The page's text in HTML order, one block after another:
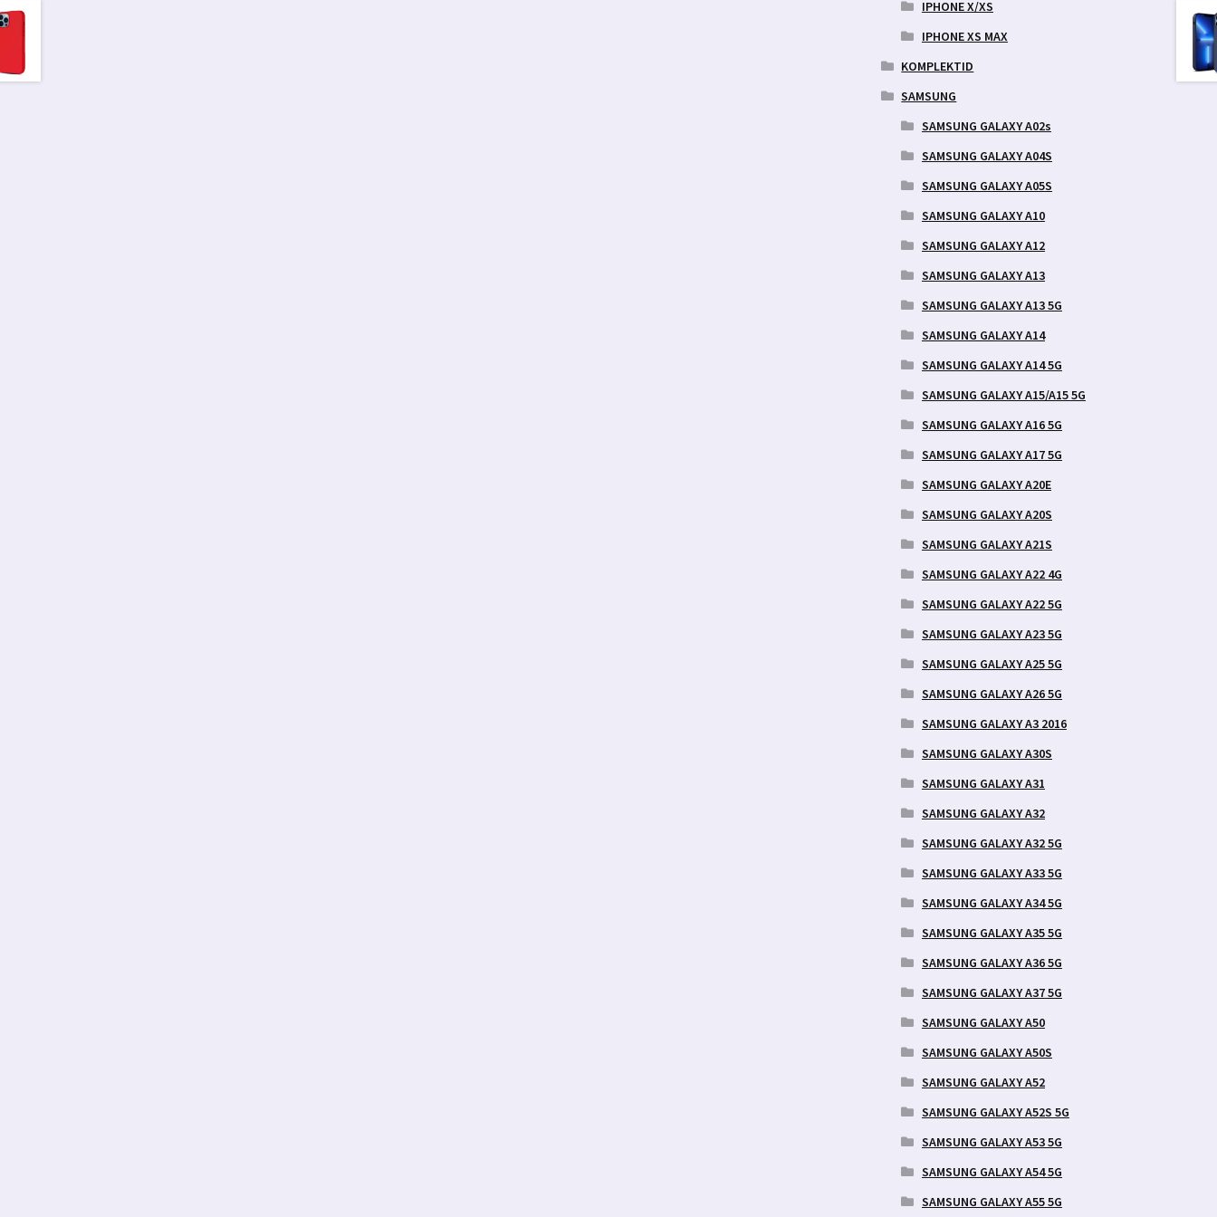
IPHONE X/XS
IPHONE XS MAX
KOMPLEKTID
SAMSUNG
SAMSUNG GALAXY A02s
SAMSUNG GALAXY A04S
SAMSUNG GALAXY A05S
SAMSUNG GALAXY A10
SAMSUNG GALAXY A12
SAMSUNG GALAXY A13
SAMSUNG GALAXY A13 5G
SAMSUNG GALAXY A14
SAMSUNG GALAXY A14 5G
SAMSUNG GALAXY A15/A15 5G
SAMSUNG GALAXY A16 5G
SAMSUNG GALAXY A17 5G
SAMSUNG GALAXY A20E
SAMSUNG GALAXY A20S
SAMSUNG GALAXY A21S
SAMSUNG GALAXY A22 4G
SAMSUNG GALAXY A22 5G
SAMSUNG GALAXY A23 5G
SAMSUNG GALAXY A25 5G
SAMSUNG GALAXY A26 5G
SAMSUNG GALAXY A3 2016
SAMSUNG GALAXY A30S
SAMSUNG GALAXY A31
SAMSUNG GALAXY A32
SAMSUNG GALAXY A32 5G
SAMSUNG GALAXY A33 5G
SAMSUNG GALAXY A34 5G
SAMSUNG GALAXY A35 5G
SAMSUNG GALAXY A36 5G
SAMSUNG GALAXY A37 5G
SAMSUNG GALAXY A50
SAMSUNG GALAXY A50S
SAMSUNG GALAXY A52
SAMSUNG GALAXY A52S 5G
SAMSUNG GALAXY A53 5G
SAMSUNG GALAXY A54 5G
SAMSUNG GALAXY A55 5G